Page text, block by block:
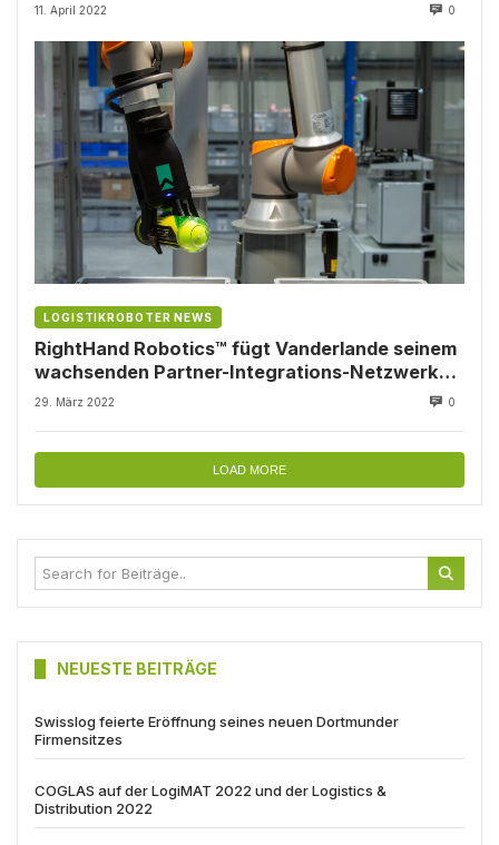
11. April 2022 0
LOGISTIKROBOTER NEWS
RightHand Robotics™ fügt Vanderlande seinem
wachsenden Partner-Integrations-Netzwerk
hinzu
29. März 2022 0
LOAD MORE
NEUESTE BEITRÄGE
Swisslog feierte Eröffnung seines neuen Dortmunder
Firmensitzes
COGLAS auf der LogiMAT 2022 und der Logistics &
Distribution 2022